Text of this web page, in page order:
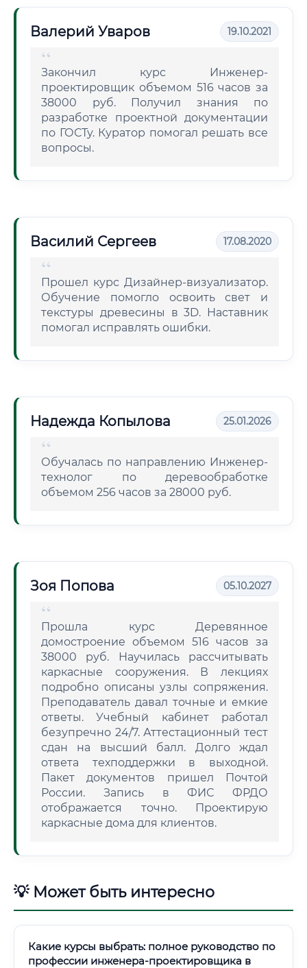
Валерий Уваров 19.10.2021
Закончил курс Инженер-
проектировщик объемом 516 часов за
38000 руб. Получил знания по
разработке проектной документации
по ГОСТу. Куратор помогал решать все
вопросы.
Василий Сергеев 17.08.2020
Прошел курс Дизайнер-визуализатор.
Обучение помогло освоить свет и
текстуры древесины в 3D. Наставник
помогал исправлять ошибки.
Надежда Копылова 25.01.2026
Обучалась по направлению Инженер-
технолог по деревообработке
объемом 256 часов за 28000 руб.
Зоя Попова 05.10.2027
Прошла курс Деревянное
домостроение объемом 516 часов за
38000 руб. Научилась рассчитывать
каркасные сооружения. В лекциях
подробно описаны узлы сопряжения.
Преподаватель давал точные и емкие
ответы. Учебный кабинет работал
безупречно 24/7. Аттестационный тест
сдан на высший балл. Долго ждал
ответа техподдержки в выходной.
Пакет документов пришел Почтой
России. Запись в ФИС ФРДО
отображается точно. Проектирую
каркасные дома для клиентов.
💡 Может быть интересно
Какие курсы выбрать: полное руководство по
профессии инженера-проектировщика в